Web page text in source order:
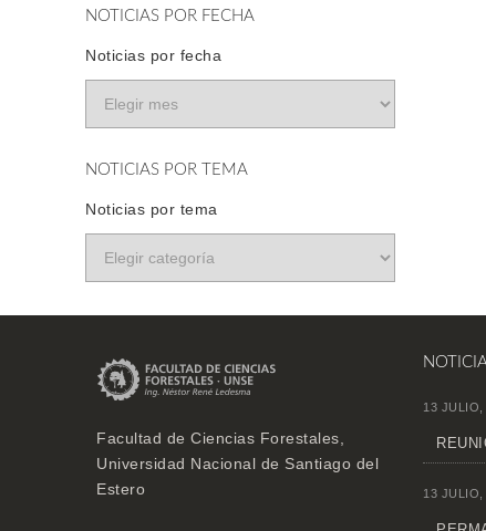
NOTICIAS POR FECHA
Noticias por fecha
NOTICIAS POR TEMA
Noticias por tema
Facultad de Ciencias Forestales,
Universidad Nacional de Santiago del
Estero
13 JULIO,
13 JULIO,